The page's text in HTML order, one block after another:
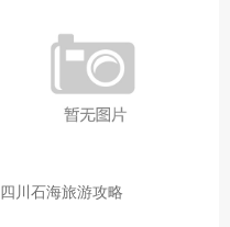
四川石海旅游攻略